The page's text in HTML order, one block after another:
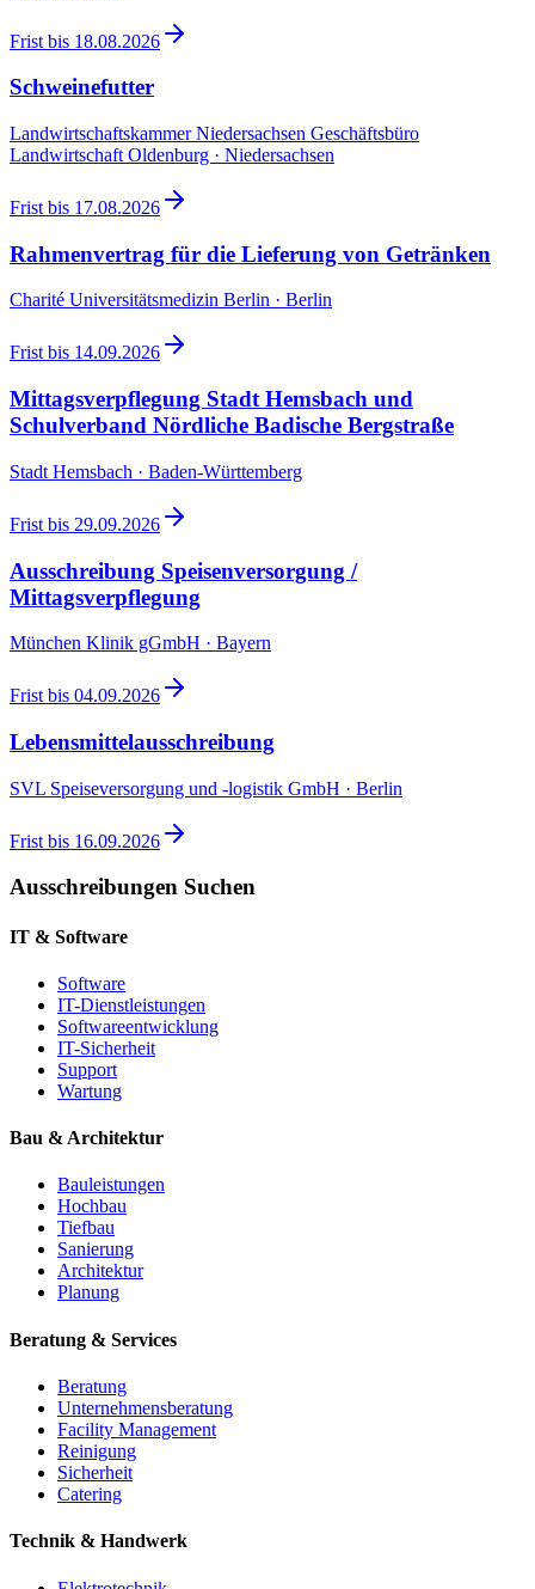
Frist bis 18.08.2026
Schweinefutter
Landwirtschaftskammer Niedersachsen Geschäftsbüro
Landwirtschaft Oldenburg · Niedersachsen
Frist bis 17.08.2026
Rahmenvertrag für die Lieferung von Getränken
Charité Universitätsmedizin Berlin · Berlin
Frist bis 14.09.2026
Mittagsverpflegung Stadt Hemsbach und
Schulverband Nördliche Badische Bergstraße
Stadt Hemsbach · Baden-Württemberg
Frist bis 29.09.2026
Ausschreibung Speisenversorgung /
Mittagsverpflegung
München Klinik gGmbH · Bayern
Frist bis 04.09.2026
Lebensmittelausschreibung
SVL Speiseversorgung und -logistik GmbH · Berlin
Frist bis 16.09.2026
Ausschreibungen Suchen
IT & Software
Software
IT-Dienstleistungen
Softwareentwicklung
IT-Sicherheit
Support
Wartung
Bau & Architektur
Bauleistungen
Hochbau
Tiefbau
Sanierung
Architektur
Planung
Beratung & Services
Beratung
Unternehmensberatung
Facility Management
Reinigung
Sicherheit
Catering
Technik & Handwerk